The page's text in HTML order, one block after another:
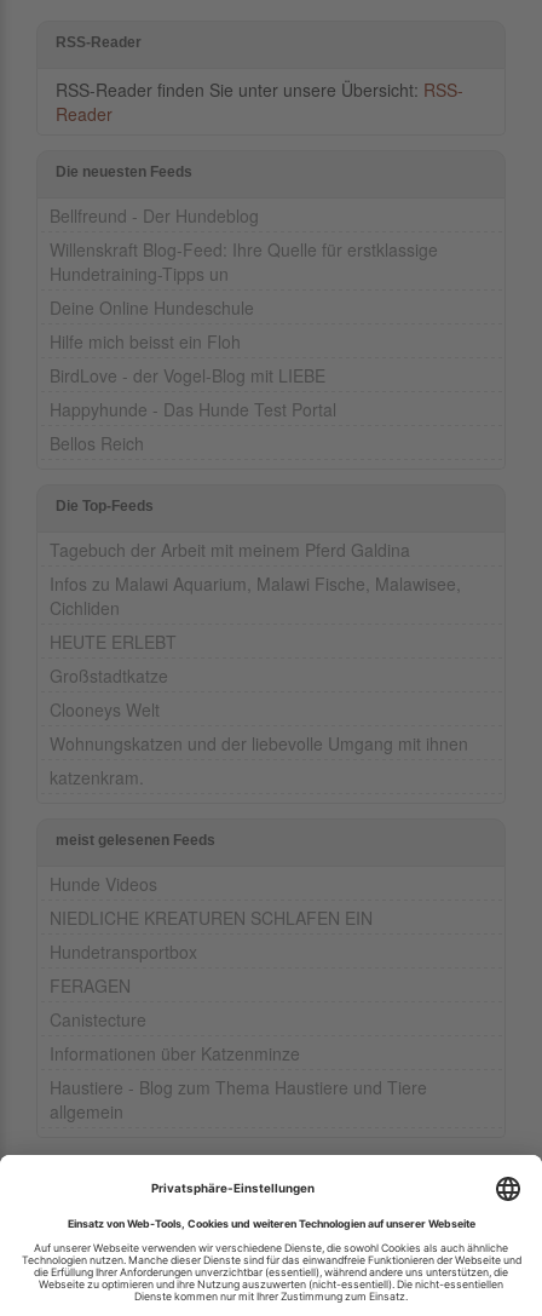
RSS-Reader
RSS-Reader finden Sie unter unsere Übersicht: RSS-
Reader
Die neuesten Feeds
Bellfreund - Der Hundeblog
Willenskraft Blog-Feed: Ihre Quelle für erstklassige
Hundetraining-Tipps un
Deine Online Hundeschule
Hilfe mich beisst ein Floh
BirdLove - der Vogel-Blog mit LIEBE
Happyhunde - Das Hunde Test Portal
Bellos Reich
Die Top-Feeds
Tagebuch der Arbeit mit meinem Pferd Galdina
Infos zu Malawi Aquarium, Malawi Fische, Malawisee,
Cichliden
HEUTE ERLEBT
Großstadtkatze
Clooneys Welt
Wohnungskatzen und der liebevolle Umgang mit ihnen
katzenkram.
meist gelesenen Feeds
Hunde Videos
NIEDLICHE KREATUREN SCHLAFEN EIN
Hundetransportbox
FERAGEN
Canistecture
Informationen über Katzenminze
Haustiere - Blog zum Thema Haustiere und Tiere
allgemein
Ihren RSS-Feed veröffentlichen